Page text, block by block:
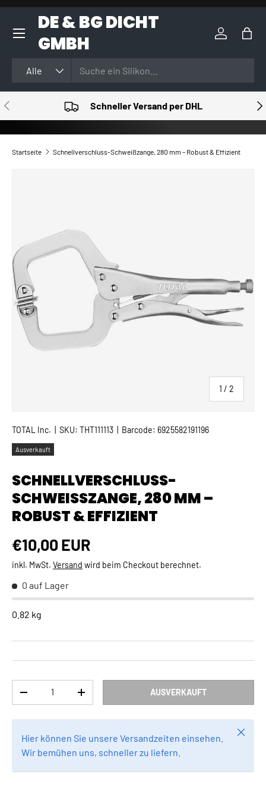
DIREKT ZUM INHALT
DE & BG DICHT
GMBH
Alle
Einloggen
VORHERIGE Schneller Versand per DHL
Startseite Schnellverschluss-Schweißzange, 280 mm – Robust & Effizient
1 / von
2
TOTAL Inc. SKU: THT111113 Barcode: 6925582191196
Ausverkauft
SCHNELLVERSCHLUSS-
SCHWEISSZANGE, 280 MM – R
OBUST & EFFIZIENT
Normaler Preis
€10,00 EUR
inkl. MwSt. Versand wird beim Checkout berechnet.
0 auf Lager
0.82 kg
MENGE VERRINGERNMENGE ERHÖHEN AUSVERKAUFT
Hier können Sie unsere Versandzeiten einsehen.
Wir bemühen uns, schneller zu liefern.